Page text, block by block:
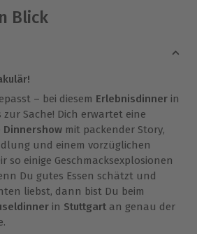
Blick
– bei diesem Erlebnisdinner in
zur Sache! Dich erwartet eine
Dinnershow mit packender Story,
und einem vorzüglichen
so einige Geschmacksexplosionen
Du gutes Essen schätzt und
liebst, dann bist Du beim
in Stuttgart an genau der